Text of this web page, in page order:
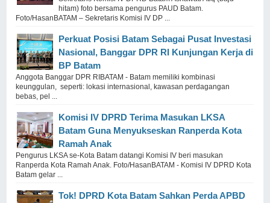
hitam) foto bersama pengurus PAUD Batam.
Foto/HasanBATAM – Sekretaris Komisi IV DP ...
Perkuat Posisi Batam Sebagai Pusat Investasi
Nasional, Banggar DPR RI Kunjungan Kerja di
BP Batam
Anggota Banggar DPR RIBATAM - Batam memiliki kombinasi
keunggulan, seperti: lokasi internasional, kawasan perdagangan
bebas, pel ...
Komisi IV DPRD Terima Masukan LKSA
Batam Guna Menyukseskan Ranperda Kota
Ramah Anak
Pengurus LKSA se-Kota Batam datangi Komisi IV beri masukan
Ranperda Kota Ramah Anak. Foto/HasanBATAM - Komisi IV DPRD Kota
Batam gelar ...
Tok! DPRD Kota Batam Sahkan Perda APBD